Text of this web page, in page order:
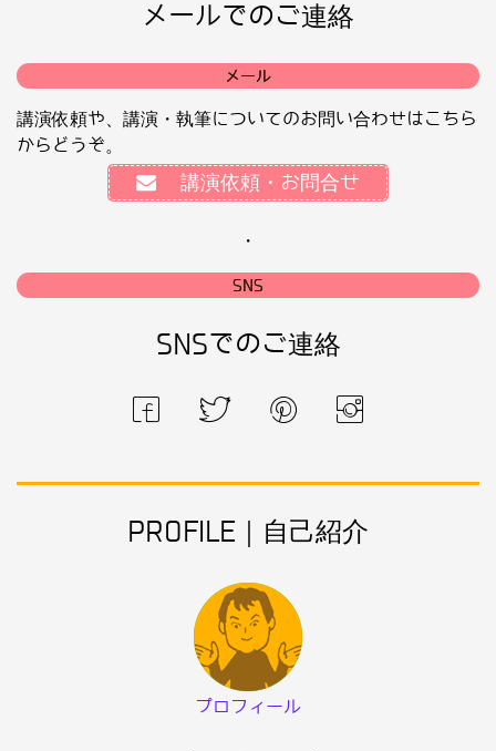
メールでのご連絡
メール
講演依頼や、講演・執筆についてのお問い合わせはこちら
からどうぞ。
講演依頼・お問合せ
・
SNS
SNSでのご連絡
PROFILE｜自己紹介
プロフィール